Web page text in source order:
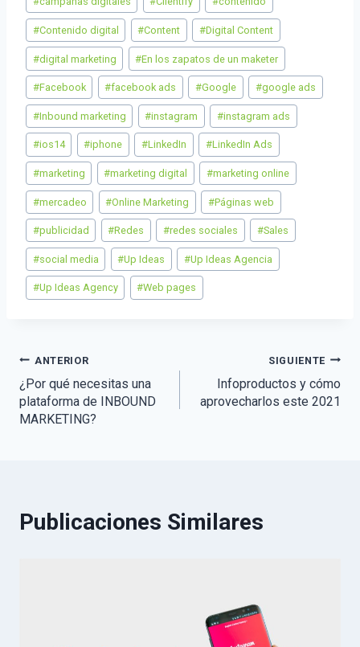
entrada:
#Contenido digital #Content #Digital Content
#digital marketing #En los zapatos de un maketer
#Facebook #facebook ads #Google #google ads
#Inbound marketing #instagram #instagram ads
#ios14 #iphone #LinkedIn #LinkedIn Ads
#marketing #marketing digital #marketing online
#mercadeo #Online Marketing #Páginas web
#publicidad #Redes #redes sociales #Sales
#social media #Up Ideas #Up Ideas Agencia
#Up Ideas Agency #Web pages
Navegación
de
ANTERIOR
¿Por qué necesitas una
plataforma de INBOUND
MARKETING?
SIGUIENTE
Infoproductos y cómo
aprovecharlos este 2021
Publicaciones Similares